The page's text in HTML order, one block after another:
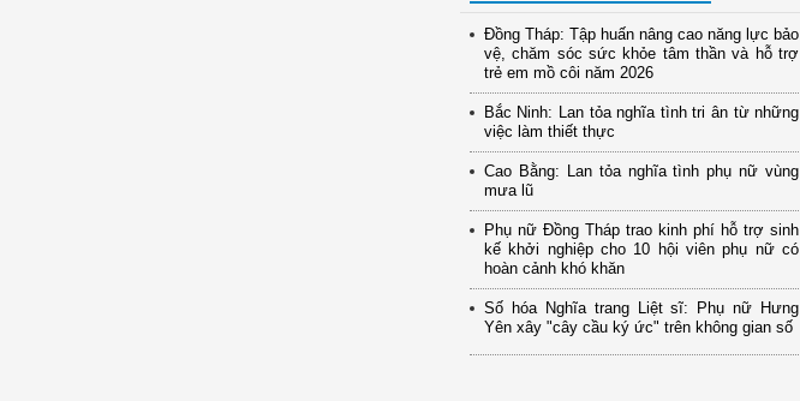
Đồng Tháp: Tập huấn nâng cao năng lực bảo
vệ, chăm sóc sức khỏe tâm thần và hỗ trợ
trẻ em mồ côi năm 2026
Bắc Ninh: Lan tỏa nghĩa tình tri ân từ những
việc làm thiết thực
Cao Bằng: Lan tỏa nghĩa tình phụ nữ vùng
mưa lũ
Phụ nữ Đồng Tháp trao kinh phí hỗ trợ sinh
kế khởi nghiệp cho 10 hội viên phụ nữ có
hoàn cảnh khó khăn
Số hóa Nghĩa trang Liệt sĩ: Phụ nữ Hưng
Yên xây "cây cầu ký ức" trên không gian số